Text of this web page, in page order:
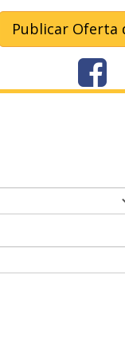
Publicar Oferta